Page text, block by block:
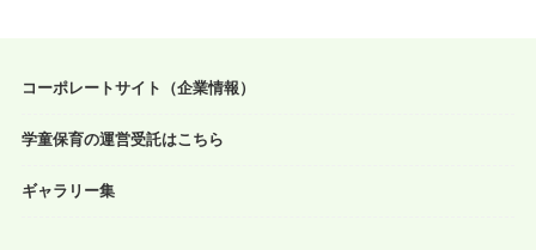
コーポレートサイト（企業情報）
学童保育の運営受託はこちら
ギャラリー集